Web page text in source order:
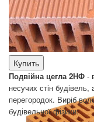
16.40 грн
Керамічний Блок
роблять його
Купить
Подвійна цегла 2НФ -
несучих стін будівель,
перегородок. Виріб
будівельної фізики: